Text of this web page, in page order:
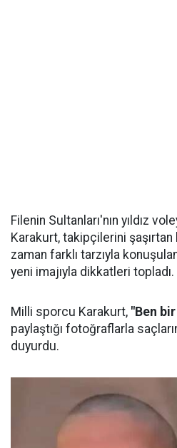
Filenin Sultanları'nın yıldız
Karakurt, takipçilerini
zaman farklı tarzıyla
yeni imajıyla dikkatleri topladı.
Milli sporcu Karakurt, "Ben
paylaştığı fotoğraflarla
duyurdu.